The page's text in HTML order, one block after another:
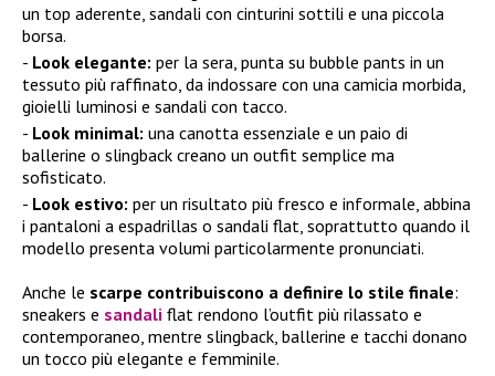
un top aderente, sandali con cinturini sottili e una piccola
borsa.
Look elegante: per la sera, punta su bubble pants in un
tessuto più raffinato, da indossare con una camicia morbida,
gioielli luminosi e sandali con tacco.
Look minimal: una canotta essenziale e un paio di
ballerine o slingback creano un outfit semplice ma
sofisticato.
Look estivo: per un risultato più fresco e informale, abbina
i pantaloni a espadrillas o sandali flat, soprattutto quando il
modello presenta volumi particolarmente pronunciati.
Anche le scarpe contribuiscono a definire lo stile finale:
sneakers e sandali flat rendono l’outfit più rilassato e
contemporaneo, mentre slingback, ballerine e tacchi donano
un tocco più elegante e femminile.